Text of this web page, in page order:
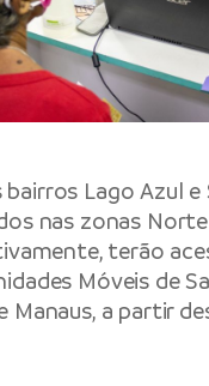
Lago Azul e
nas zonas
terão
Móveis de
Manaus, a partir